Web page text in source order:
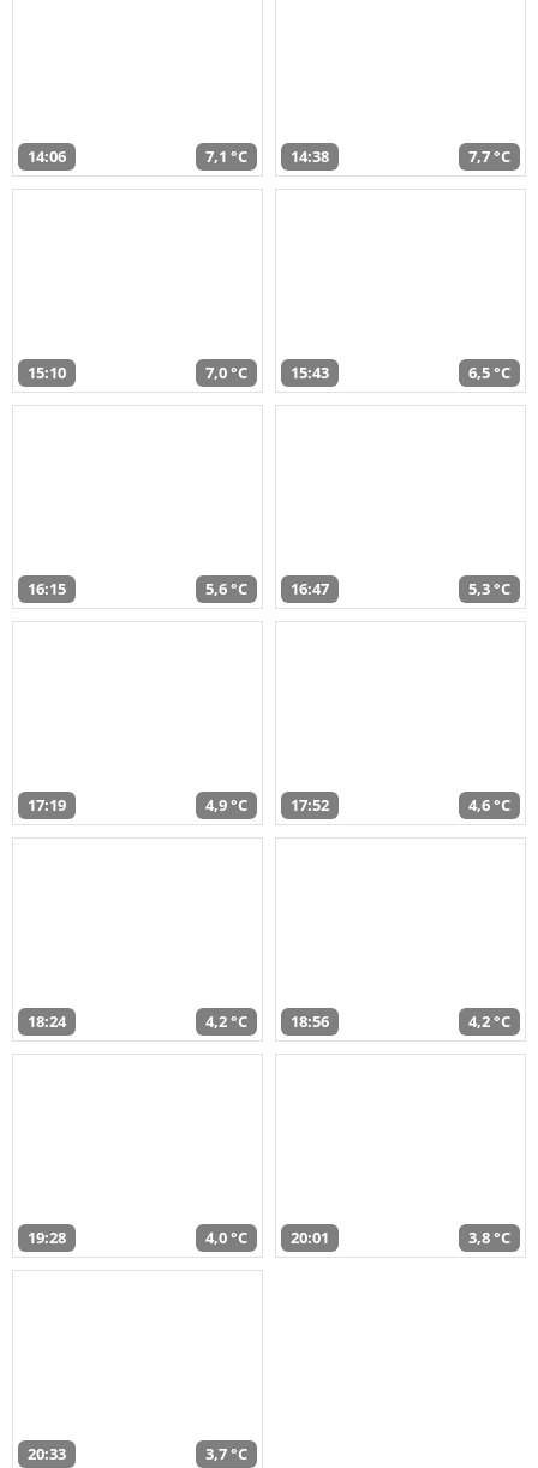
14:06 7,1 °C 14:38 7,7 °C
15:10 7,0 °C 15:43 6,5 °C
16:15 5,6 °C 16:47 5,3 °C
17:19 4,9 °C 17:52 4,6 °C
18:24 4,2 °C 18:56 4,2 °C
19:28 4,0 °C 20:01 3,8 °C
20:33 3,7 °C